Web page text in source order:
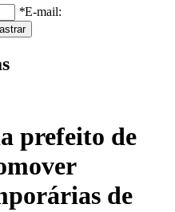
*E-mail:
prefeito de
de